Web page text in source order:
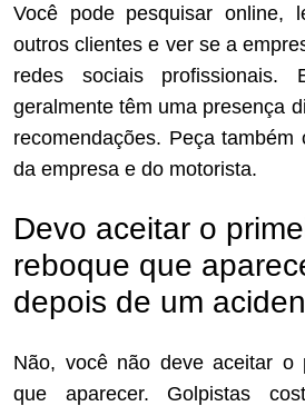
Você pode pesquisar online,
outros clientes e ver se a
redes sociais profissionais.
geralmente têm uma presença
recomendações. Peça também
da empresa e do motorista.
Devo aceitar o
reboque que
depois de um
Não, você não deve aceitar o
que aparecer. Golpistas